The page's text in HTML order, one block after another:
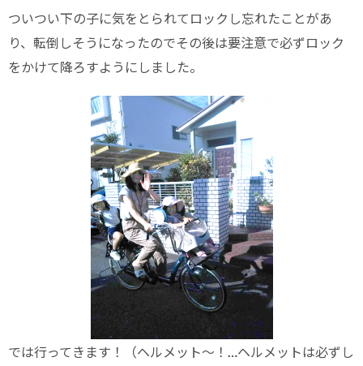
ついつい下の子に気をとられてロックし忘れたことがあ
り、転倒しそうになったのでその後は要注意で必ずロック
をかけて降ろすようにしました。
では行ってきます！（ヘルメット〜！…ヘルメットは必ずし